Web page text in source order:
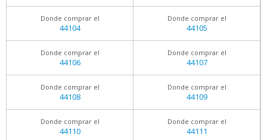
Donde comprar el
44104
Donde comprar el
44105
Donde comprar el
44106
Donde comprar el
44107
Donde comprar el
44108
Donde comprar el
44109
Donde comprar el
44110
Donde comprar el
44111